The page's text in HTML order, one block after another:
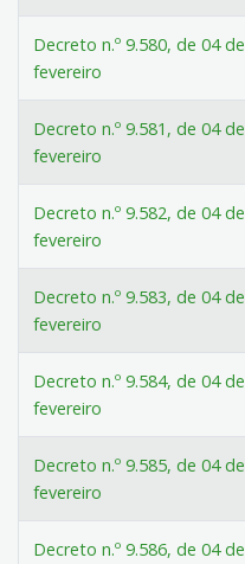
Decreto n.º 9.580, de 04 de
fevereiro
Decreto n.º 9.581, de 04 de
fevereiro
Decreto n.º 9.582, de 04 de
fevereiro
Decreto n.º 9.583, de 04 de
fevereiro
Decreto n.º 9.584, de 04 de
fevereiro
Decreto n.º 9.585, de 04 de
fevereiro
Decreto n.º 9.586, de 04 de